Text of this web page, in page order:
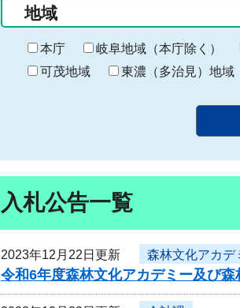
の
始
ま
り
り
地域
本庁 岐阜地域（本庁除く）
可茂地域
東濃（多治見）地域
入札公告一覧
2023年12月22日更新 森林文化アカデ
令和6年度森林文化アカデミー及び